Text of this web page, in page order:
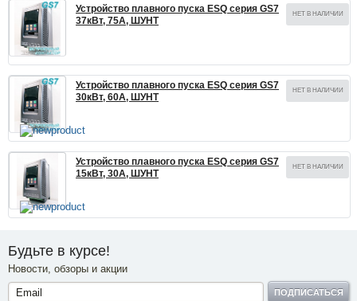
Устройство плавного пуска ESQ серия GS7
37кВт, 75А, ШУНТ
НЕТ В НАЛИЧИИ
Устройство плавного пуска ESQ серия GS7
30кВт, 60А, ШУНТ
НЕТ В НАЛИЧИИ
Устройство плавного пуска ESQ серия GS7
15кВт, 30А, ШУНТ
НЕТ В НАЛИЧИИ
Будьте в курсе!
Новости, обзоры и акции
ПОДПИСАТЬСЯ